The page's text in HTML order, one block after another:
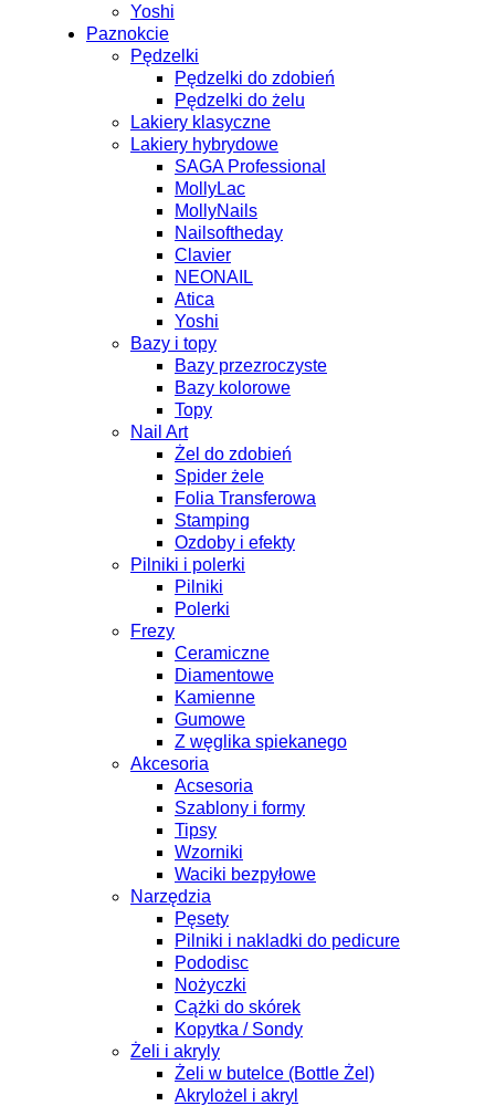
Yoshi
Paznokcie
Pędzelki
Pędzelki do zdobień
Pędzelki do żelu
Lakiery klasyczne
Lakiery hybrydowe
SAGA Professional
MollyLac
MollyNails
Nailsoftheday
Clavier
NEONAIL
Atica
Yoshi
Bazy i topy
Bazy przezroczyste
Bazy kolorowe
Topy
Nail Art
Żel do zdobień
Spider żele
Folia Transferowa
Stamping
Ozdoby i efekty
Pilniki i polerki
Pilniki
Polerki
Frezy
Ceramiczne
Diamentowe
Kamienne
Gumowe
Z węglika spiekanego
Akcesoria
Acsesoria
Szablony i formy
Tipsy
Wzorniki
Waciki bezpyłowe
Narzędzia
Pęsety
Pilniki i nakladki do pedicure
Pododisc
Nożyczki
Cążki do skórek
Kopytka / Sondy
Żeli i akryly
Żeli w butelce (Bottle Żel)
Akrylożel i akryl